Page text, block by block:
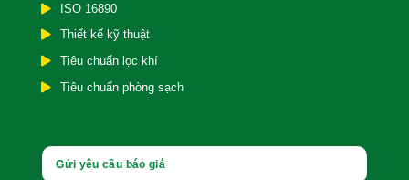
ISO 16890
Thiết kế kỹ thuật
Tiêu chuẩn lọc khí
Tiêu chuẩn phòng sạch
Gửi yêu cầu báo giá